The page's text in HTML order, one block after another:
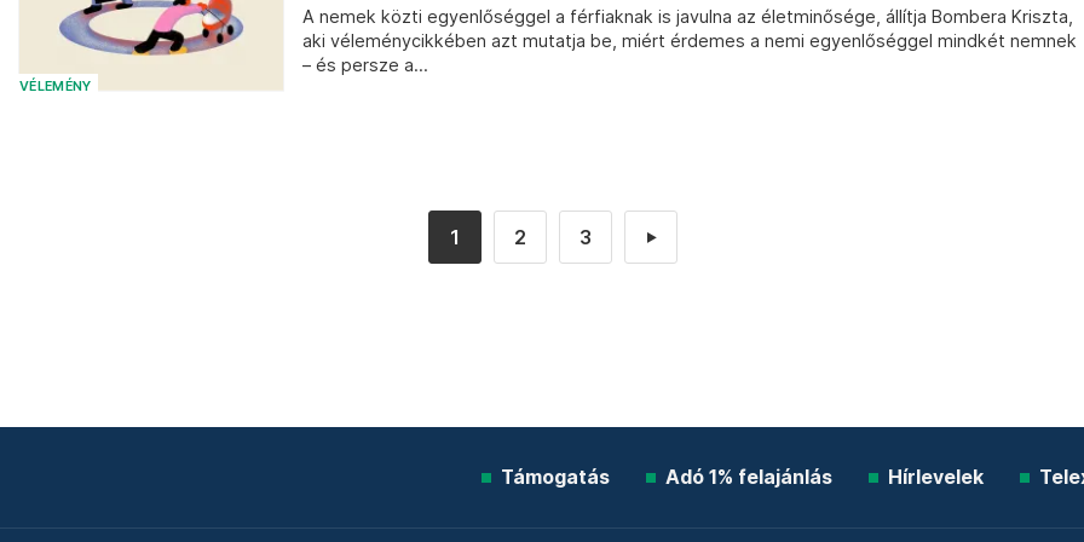
VÉLEMÉNY
A nemek közti egyenlőséggel a férfiaknak is javulna az életminősége, állítja Bombera Kriszta,
aki véleménycikkében azt mutatja be, miért érdemes a nemi egyenlőséggel mindkét nemnek
– és persze a...
1 2 3 ►
Támogatás Adó 1% felajánlás Hírlevelek